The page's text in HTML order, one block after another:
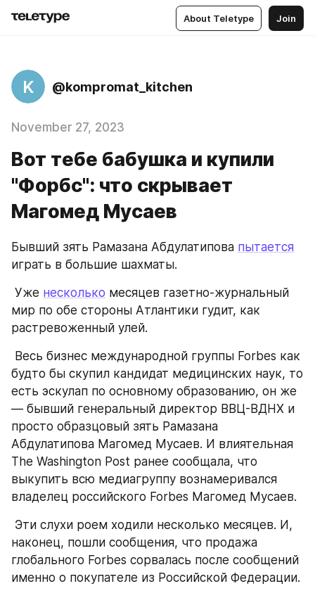
About Teletype Join
K @kompromat_kitchen
November 27, 2023
Вот тебе бабушка и купили
"Форбс": что скрывает
Магомед Мусаев
Бывший зять Рамазана Абдулатипова пытается
играть в большие шахматы.
Уже несколько месяцев газетно-журнальный
мир по обе стороны Атлантики гудит, как
растревоженный улей.
будто бы скупил кандидат медицинских наук, то
есть эскулап по основному образованию, он же
— бывший генеральный директор ВВЦ-ВДНХ и
просто образцовый зять Рамазана
Абдулатипова Магомед Мусаев. И влиятельная
The Washington Post ранее сообщала, что
выкупить всю медиагруппу вознамеривался
владелец российского Forbes Магомед Мусаев.
наконец, пошли сообщения, что продажа
глобального Forbes сорвалась после сообщений
именно о покупателе из Российской Федерации.